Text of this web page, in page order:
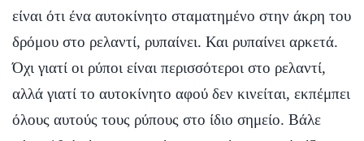
είναι ότι ένα αυτοκίνητο σταματημένο στην άκρη του
δρόμου στο ρελαντί, ρυπαίνει. Και ρυπαίνει αρκετά.
Όχι γιατί οι ρύποι είναι περισσότεροι στο ρελαντί,
αλλά γιατί το αυτοκίνητο αφού δεν κινείται, εκπέμπει
όλους αυτούς τους ρύπους στο ίδιο σημείο. Βάλε